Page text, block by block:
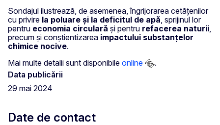
Sondajul ilustrează, de asemenea, îngrijorarea cetățenilor
cu privire la poluare și la deficitul de apă, sprijinul lor
pentru economia circulară și pentru refacerea naturii,
precum și conștientizarea impactului substanțelor
chimice nocive.
Mai multe detalii sunt disponibile online
.
Data publicării
29 mai 2024
Date de contact